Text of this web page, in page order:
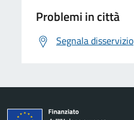
Problemi in città
Segnala disservizio